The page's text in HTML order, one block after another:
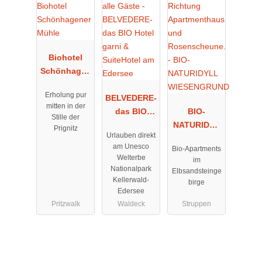
Biohotel
Schönhagen
Erholung pur
mitten in der
Stille der
Prignitz
Pritzwalk
BELVEDERE-
das BIO
& SuiteHotel
am Edersee
Urlauben direkt
am Unesco
Welterbe
Nationalpark
Kellerwald-
Edersee
Waldeck
BIO-
NATURIDYL
WIESENGRU
ND
Bio-Apartments
im
Elbsandsteinge
birge
Struppen